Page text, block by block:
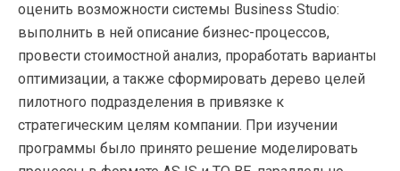
оценить возможности системы Business Studio:
выполнить в ней описание бизнес-процессов,
провести стоимостной анализ, проработать варианты
оптимизации, а также сформировать дерево целей
пилотного подразделения в привязке к
стратегическим целям компании. При изучении
программы было принято решение моделировать